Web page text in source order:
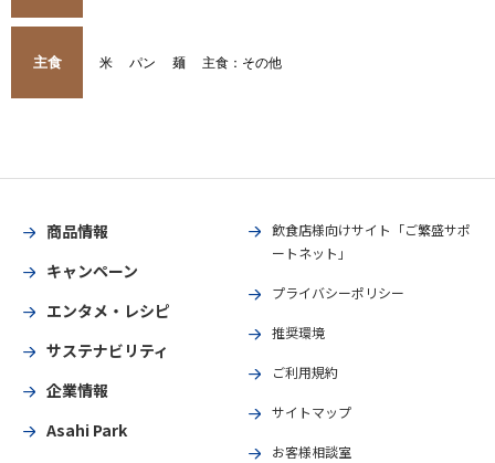
主食 米 パン 麺 主食：その他
商品情報
キャンペーン
エンタメ・レシピ
サステナビリティ
企業情報
Asahi Park
飲食店様向けサイト「ご繁盛サポ
ートネット」
プライバシーポリシー
推奨環境
ご利用規約
サイトマップ
お客様相談室